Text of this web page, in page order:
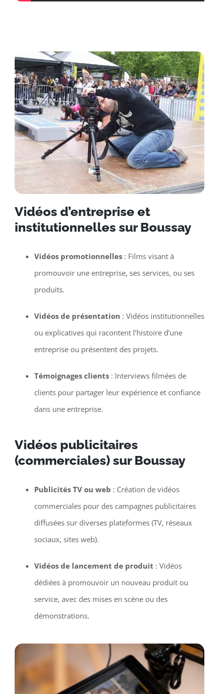
Vidéos d’entreprise et
institutionnelles sur Boussay
Vidéos promotionnelles: Films visant à
promouvoir une entreprise, ses services, ou ses
produits.
Vidéos de présentation : Vidéos institutionnelles
ou explicatives qui racontent l’histoire d’une
entreprise ou présentent des projets.
Témoignages clients: Interviews filmées de
clients pour partager leur expérience et confiance
dans une entreprise.
Vidéos publicitaires
(commerciales) sur Boussay
Publicités TV ou web : Création de vidéos
commerciales pour des campagnes publicitaires
diffusées sur diverses plateformes (TV, réseaux
sociaux, sites web).
Vidéos de lancement de produit : Vidéos
dédiées à promouvoir un nouveau produit ou
service, avec des mises en scène ou des
démonstrations.